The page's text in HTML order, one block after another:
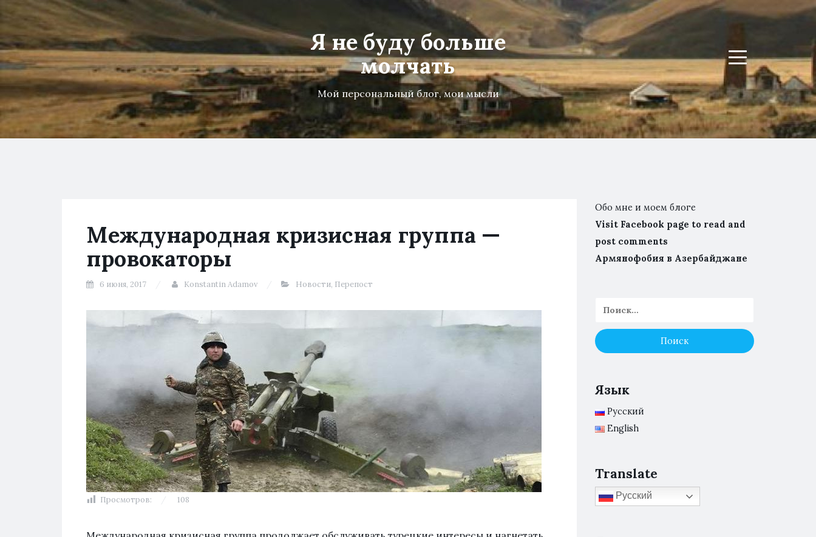
Я не буду больше
молчать
Мой персональный блог, мои мысли
Menu
Международная кризисная группа —
провокаторы
6 июня, 2017 Konstantin Adamov Новости, Перепост
Просмотров: 108
Обо мне и моем блоге
Visit Facebook page to read and
post comments
Армянофобия в Азербайджане
Язык
Русский
English
Translate
Русский